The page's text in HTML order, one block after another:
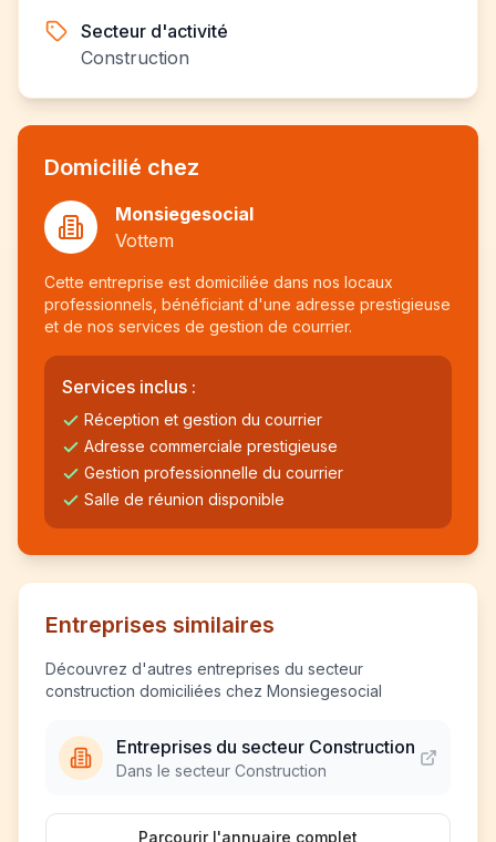
Secteur d'activité
Construction
Domicilié chez
Monsiegesocial
Vottem
Cette entreprise est domiciliée dans nos locaux
professionnels, bénéficiant d'une adresse prestigieuse
et de nos services de gestion de courrier.
Services inclus :
Réception et gestion du courrier
Adresse commerciale prestigieuse
Gestion professionnelle du courrier
Salle de réunion disponible
Entreprises similaires
Découvrez d'autres entreprises du secteur
construction domiciliées chez Monsiegesocial
Entreprises du secteur Construction
Dans le secteur Construction
Parcourir l'annuaire complet